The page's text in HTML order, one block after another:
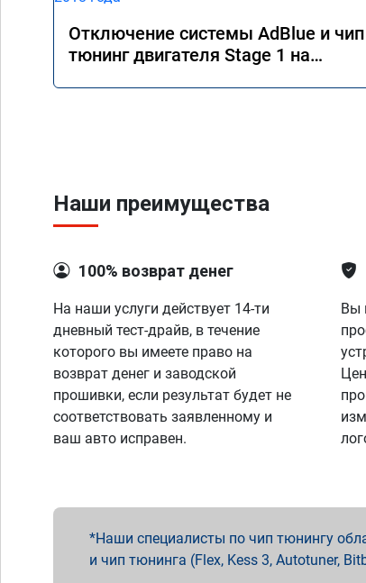
Отключение системы AdBlue и чип
тюнинг двигателя Stage 1 на
Наши преимущества
100% возврат денег
На наши услуги действует 14-ти
дневный тест-драйв, в течение
которого вы имеете право на
возврат денег и заводской
прошивки, если результат будет не
соответствовать заявленному и
ваш авто исправен.
Вы
Наши специалисты по чип тюнингу
и чип тюнинга (Flex, Kess 3, Autotuner,